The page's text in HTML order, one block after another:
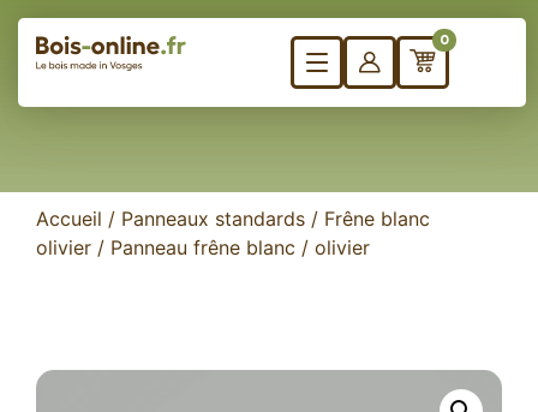
0
Plateau de table
formes
Accueil / Panneaux standards / Frêne blanc
olivier / Panneau frêne blanc / olivier